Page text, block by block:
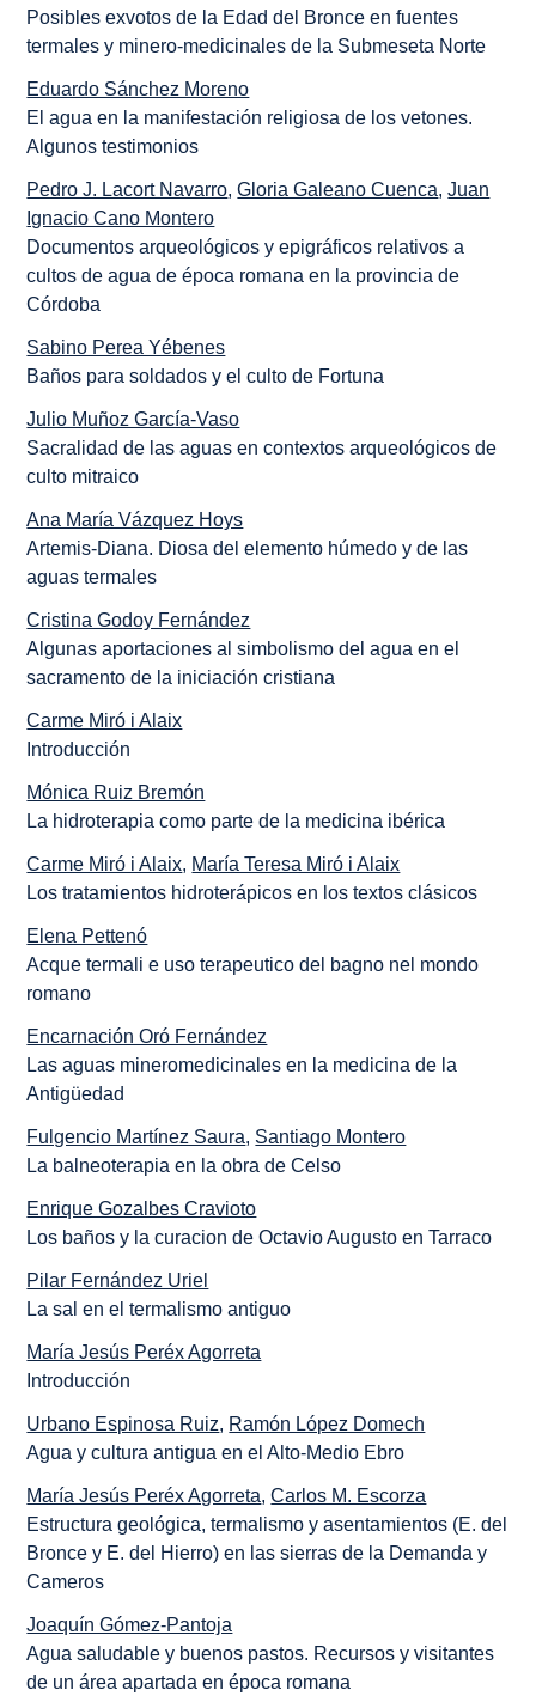
Posibles exvotos de la Edad del Bronce en fuentes
termales y minero-medicinales de la Submeseta Norte
Eduardo Sánchez Moreno
El agua en la manifestación religiosa de los vetones.
Algunos testimonios
Pedro J. Lacort Navarro,Gloria Galeano Cuenca,Juan
Ignacio Cano Montero
Documentos arqueológicos y epigráficos relativos a
cultos de agua de época romana en la provincia de
Córdoba
Sabino Perea Yébenes
Baños para soldados y el culto de Fortuna
Julio Muñoz García-Vaso
Sacralidad de las aguas en contextos arqueológicos de
culto mitraico
Ana María Vázquez Hoys
Artemis-Diana. Diosa del elemento húmedo y de las
aguas termales
Cristina Godoy Fernández
Algunas aportaciones al simbolismo del agua en el
sacramento de la iniciación cristiana
Carme Miró i Alaix
Introducción
Mónica Ruiz Bremón
La hidroterapia como parte de la medicina ibérica
Carme Miró i Alaix, María Teresa Miró i Alaix
Los tratamientos hidroterápicos en los textos clásicos
Elena Pettenó
Acque termali e uso terapeutico del bagno nel mondo
romano
Encarnación Oró Fernández
Las aguas mineromedicinales en la medicina de la
Antigüedad
Fulgencio Martínez Saura, Santiago Montero
La balneoterapia en la obra de Celso
Enrique Gozalbes Cravioto
Los baños y la curacion de Octavio Augusto en Tarraco
Pilar Fernández Uriel
La sal en el termalismo antiguo
María Jesús Peréx Agorreta
Introducción
Urbano Espinosa Ruiz, Ramón López Domech
Agua y cultura antigua en el Alto-Medio Ebro
María Jesús Peréx Agorreta,Carlos M. Escorza
Estructura geológica, termalismo y asentamientos (E. del
Bronce y E. del Hierro) en las sierras de la Demanda y
Cameros
Joaquín Gómez-Pantoja
Agua saludable y buenos pastos. Recursos y visitantes
de un área apartada en época romana